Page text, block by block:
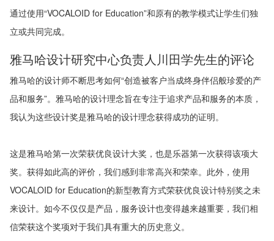
通过使用“VOCALOID for Education”和原有的教学模式让学生们独
立或共同完成。
雅马哈设计研究中心负责人川田学先生的评论
雅马哈的设计师不断思考如何“创造被客户当成终身伴侣般珍爱的产
品和服务”。雅马哈的设计理念旨在专注于追求产品和服务的本质，
我认为这些设计奖是雅马哈的设计理念获得成功的证明。
这是雅马哈第一次荣获优良设计大奖，也是乐器第一次获得该项大
奖。获得如此高的评价，我们感到非常高兴和荣幸。此外，使用
VOCALOID for Education的新型教育方式荣获优良设计特别奖之未
来设计。如今不仅仅是产品，服务设计也变得越来越重要，我们相
信荣获这个奖项对于我们具有重大的历史意义。